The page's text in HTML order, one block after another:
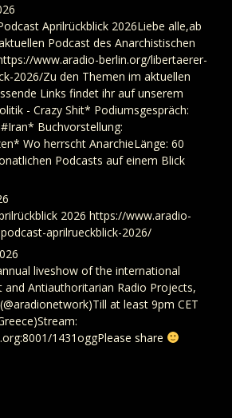
Aprilrückblick 2026Liebe alle,ab
Podcast des Anarchistischen
www.aradio-berlin.org/libertaerer-
2026/Zu den Themen im aktuellen
Links findet ihr auf unserem
- Crazy Shit* Podiumsgespräch:
Buchvorstellung:
Wo herrscht AnarchieLänge: 60
Podcasts auf einem Blick
2026 https://www.aradio-
aprilrueckblick-2026/
liveshow of the international
Antiauthoritarian Radio Projects,
at least 9pm CET
1431oggPlease share